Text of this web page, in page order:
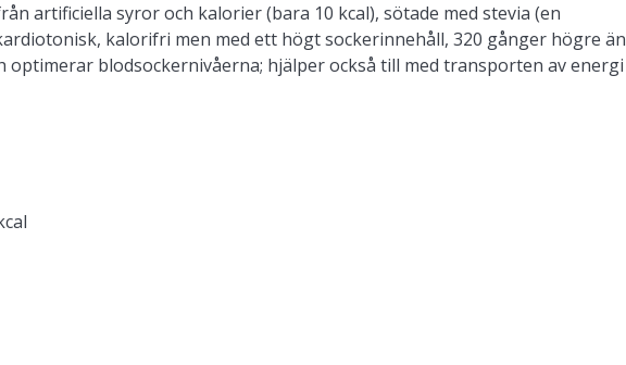
artificiella syror och kalorier (bara 10 kcal), sötade med stevia (en
kalorifri men med ett högt sockerinnehåll, 320 gånger högre än
optimerar blodsockernivåerna; hjälper också till med transporten av energi